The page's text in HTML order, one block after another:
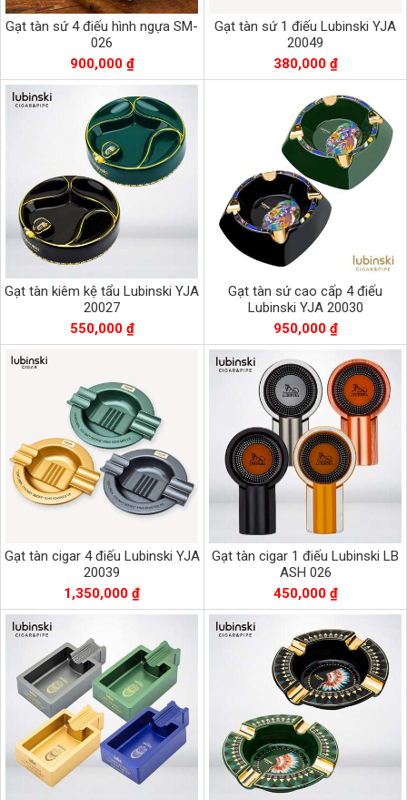
Gạt tàn sứ 4 điếu hình ngựa SM-
026
900,000 ₫
Gạt tàn sứ 1 điếu Lubinski YJA
20049
380,000 ₫
Gạt tàn kiêm kệ tẩu Lubinski YJA
20027
550,000 ₫
Gạt tàn sứ cao cấp 4 điếu
Lubinski YJA 20030
950,000 ₫
Gạt tàn cigar 4 điếu Lubinski YJA
20039
1,350,000 ₫
Gạt tàn cigar 1 điếu Lubinski LB
ASH 026
450,000 ₫